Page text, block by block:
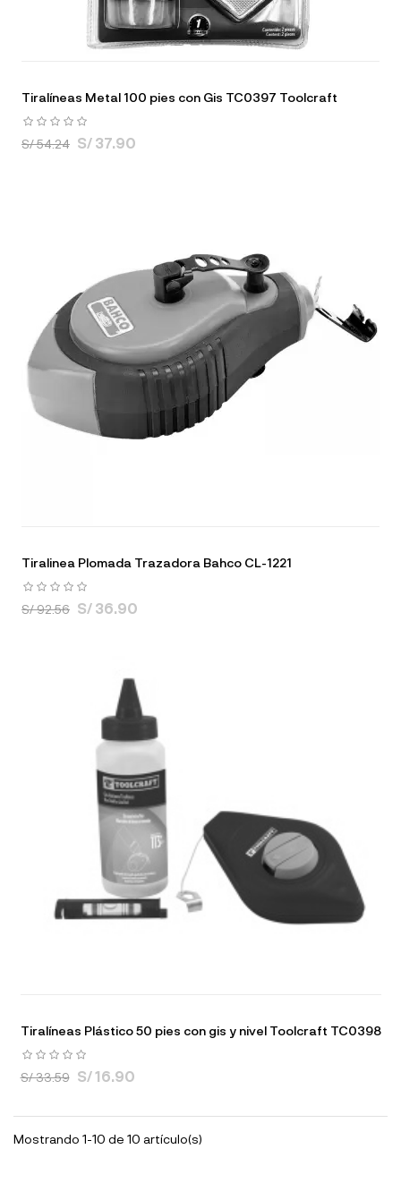
Tiralíneas Metal 100 pies con Gis TC0397 Toolcraft
S/ 54.24 S/ 37.90
Tiralinea Plomada Trazadora Bahco CL-1221
S/ 92.56 S/ 36.90
Tiralíneas Plástico 50 pies con gis y nivel Toolcraft TC0398
S/ 33.59 S/ 16.90
Mostrando 1-10 de 10 artículo(s)